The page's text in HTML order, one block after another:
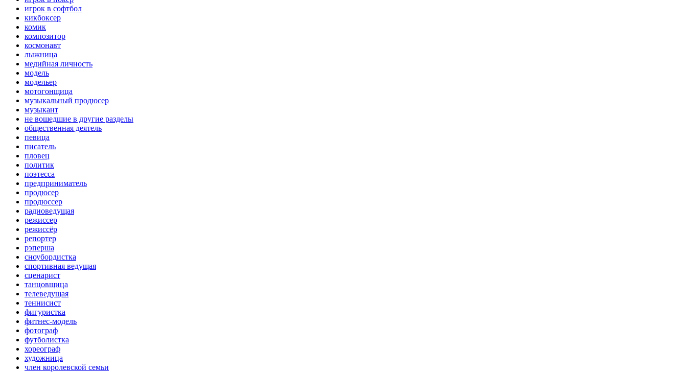
игрок в софтбол
кикбоксер
комик
композитор
космонавт
лыжница
медийная личность
модель
модельер
мотогонщица
музыкальный продюсер
музыкант
не вошедшие в другие разделы
общественная деятель
певица
писатель
пловец
политик
поэтесса
предприниматель
продюсер
продюссер
радиоведущая
режиссер
режиссёр
репортер
рэперша
сноубордистка
спортивная ведущая
сценарист
танцовщица
телеведущая
теннисист
фигуристка
фитнес-модель
фотограф
футболистка
хореограф
художница
член королевской семьи